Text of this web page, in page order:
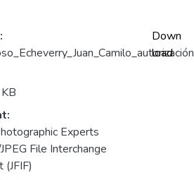
Experts
File Interchange
(JFIF)
Down
load